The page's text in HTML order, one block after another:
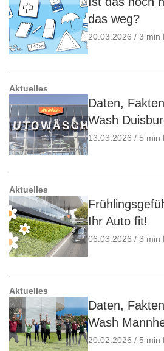
das weg?
20.03.2026 / 3 min
Aktuelles
Daten,
Wash
13.03.2026 / 5 min
Aktuelles
Ihr Auto fit!
06.03.2026 / 3 min
Aktuelles
Daten,
Wash
20.02.2026 / 5 min